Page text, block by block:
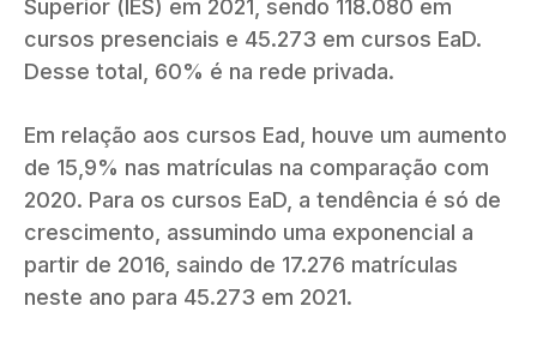
Superior (IES) em 2021, sendo 118.080 em
cursos presenciais e 45.273 em cursos EaD.
Desse total, 60% é na rede privada.
Em relação aos cursos Ead, houve um aumento
de 15,9% nas matrículas na comparação com
2020. Para os cursos EaD, a tendência é só de
crescimento, assumindo uma exponencial a
partir de 2016, saindo de 17.276 matrículas
neste ano para 45.273 em 2021.